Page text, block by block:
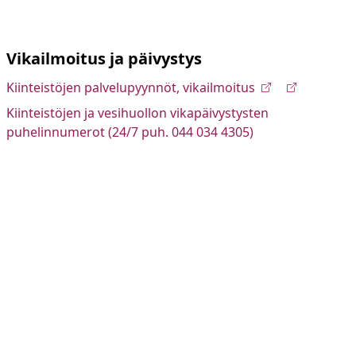
Vikailmoitus ja päivystys
Kiinteistöjen palvelupyynnöt, vikailmoitus
Kiinteistöjen ja vesihuollon vikapäivystysten
puhelinnumerot (24/7 puh. 044 034 4305)